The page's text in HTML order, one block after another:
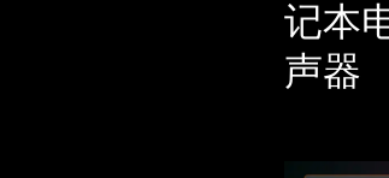
记本
声器